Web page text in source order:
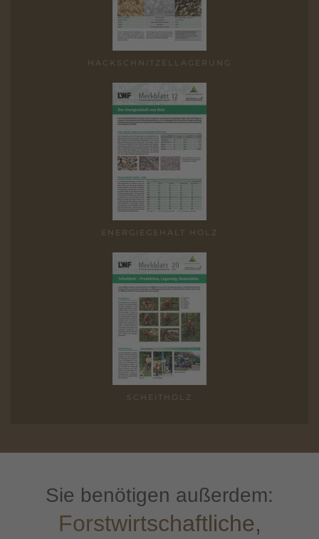
HACK­SCHNITZEL­LAGERUNG
ENERGIE­GEHALT HOLZ
SCHEIT­HOLZ
Sie benötigen außerdem:
Forstwirtschaftliche,